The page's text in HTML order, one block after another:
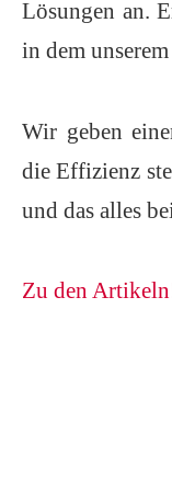
Lösungen an.
in dem
Wir geben
die Effizienz
und das alles
Zu den